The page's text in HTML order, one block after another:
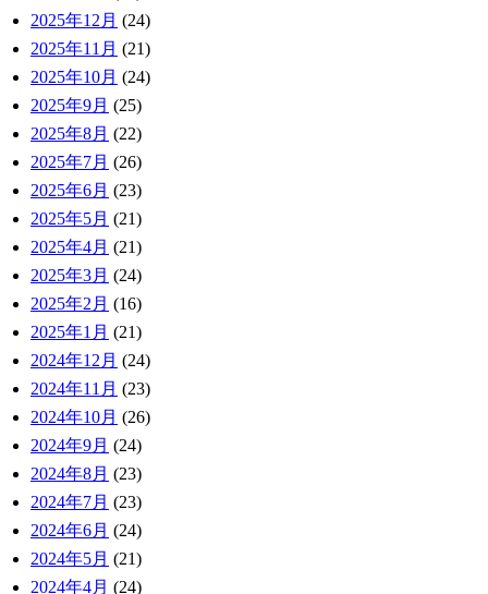
2025年12月 (24)
2025年11月 (21)
2025年10月 (24)
2025年9月 (25)
2025年8月 (22)
2025年7月 (26)
2025年6月 (23)
2025年5月 (21)
2025年4月 (21)
2025年3月 (24)
2025年2月 (16)
2025年1月 (21)
2024年12月 (24)
2024年11月 (23)
2024年10月 (26)
2024年9月 (24)
2024年8月 (23)
2024年7月 (23)
2024年6月 (24)
2024年5月 (21)
2024年4月 (24)